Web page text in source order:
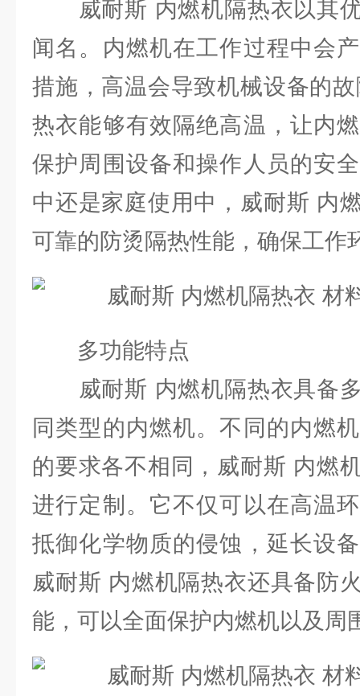
威耐斯 内燃机隔热衣以其优
闻名。内燃机在工作过程中会
措施，高温会导致机械设备的
热衣能够有效隔绝高温，让内
保护周围设备和操作人员的安
中还是家庭使用中，威耐斯 内
可靠的防烫隔热性能，确保工作
多功能特点
威耐斯 内燃机隔热衣具备多
同类型的内燃机。不同的内燃
的要求各不相同，威耐斯 内燃
进行定制。它不仅可以在高温
抵御化学物质的侵蚀，延长设
威耐斯 内燃机隔热衣还具备防
能，可以全面保护内燃机以及周